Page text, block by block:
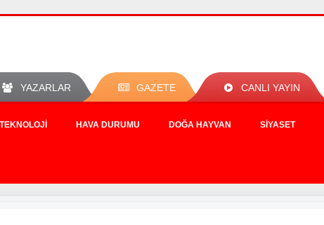
YAZARLAR GAZETE CANLI YAYIN
HAVA DURUMU DOĞA HAYVAN SIYASET